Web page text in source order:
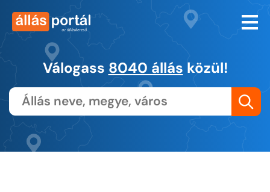
Válogass 8040 állás közül!